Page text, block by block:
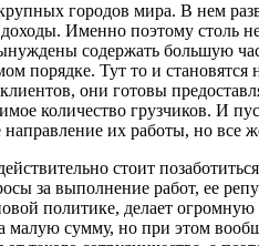
городов мира. В нем
Именно поэтому столь
содержать большую
порядке. Тут то и
они готовы
количество грузчиков. И
их работы, но все
стоит
за выполнение работ, ее
политике, делает
малую сумму, но при этом